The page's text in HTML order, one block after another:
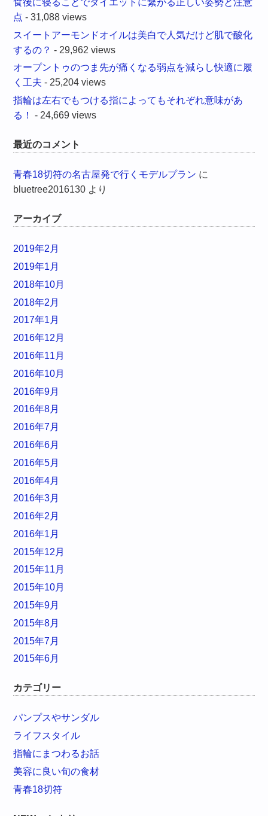
点 - 31,088 views
スイートアーモンドオイルは美白で人気だけど肌で酸化
するの？ - 29,962 views
オープントゥのつま先が痛くなる弱点を減らし快適に履
く工夫 - 25,204 views
指輪は左右でもつける指によってもそれぞれ意味があ
る！
- 24,669 views
最近のコメント
青春18切符の名古屋発で行くモデルプラン に
bluetree2016130 より
アーカイブ
2019年2月
2019年1月
2018年10月
2018年2月
2017年1月
2016年12月
2016年11月
2016年10月
2016年9月
2016年8月
2016年7月
2016年6月
2016年5月
2016年4月
2016年3月
2016年2月
2016年1月
2015年12月
2015年11月
2015年10月
2015年9月
2015年8月
2015年7月
2015年6月
カテゴリー
パンプスやサンダル
ライフスタイル
指輪にまつわるお話
美容に良い旬の食材
青春18切符